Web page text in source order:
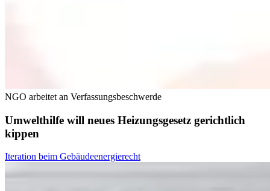
NGO arbeitet an Verfassungsbeschwerde
Umwelthilfe will neues Heizungsgesetz gerichtlich
kippen
Iteration beim Gebäudeenergierecht